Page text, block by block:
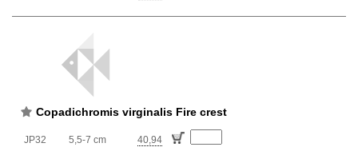
Copadichromis virginalis Fire crest
JP32 5,5-7 cm 40,94